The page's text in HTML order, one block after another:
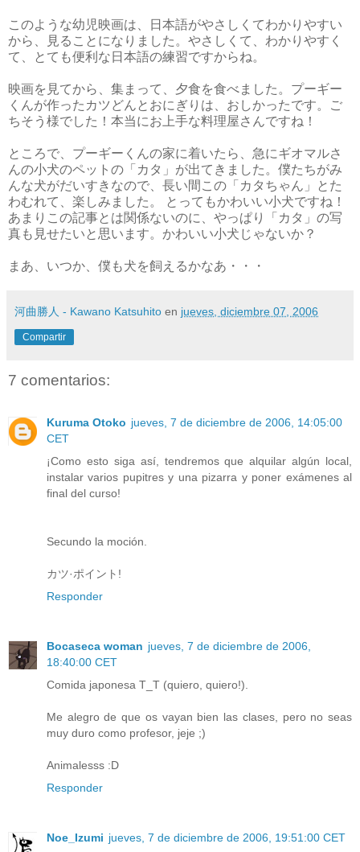
このような幼児映画は、日本語がやさしくてわかりやすい
から、見ることになりました。やさしくて、わかりやすく
て、とても便利な日本語の練習ですからね。
映画を見てから、集まって、夕食を食べました。プーギー
くんが作ったカツどんとおにぎりは、おしかったです。ご
ちそう様でした！本当にお上手な料理屋さんですね！
ところで、プーギーくんの家に着いたら、急にギオマルさ
んの小犬のペットの「カタ」が出てきました。僕たちがみ
んな犬がだいすきなので、長い間この「カタちゃん」とた
わむれて、楽しみました。 とってもかわいい小犬ですね！
あまりこの記事とは関係ないのに、やっぱり「カタ」の写
真も見せたいと思います。かわいい小犬じゃないか？
まあ、いつか、僕も犬を飼えるかなあ・・・
河曲勝人 - Kawano Katsuhito en jueves, diciembre 07, 2006
Compartir
7 comentarios:
Kuruma Otoko jueves, 7 de diciembre de 2006, 14:05:00
CET
¡Como esto siga así, tendremos que alquilar algún local,
instalar varios pupitres y una pizarra y poner exámenes al
final del curso!
Secundo la moción.
カツ·ポイント!
Responder
Bocaseca woman jueves, 7 de diciembre de 2006,
18:40:00 CET
Comida japonesa T_T (quiero, quiero!).
Me alegro de que os vayan bien las clases, pero no seas
muy duro como profesor, jeje ;)
Animalesss :D
Responder
Noe_Izumi jueves, 7 de diciembre de 2006, 19:51:00 CET